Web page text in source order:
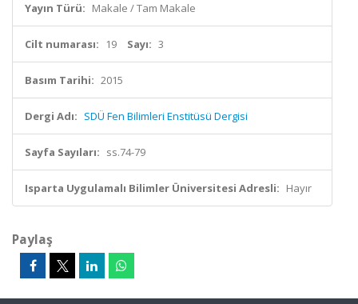
Yayın Türü: Makale / Tam Makale
Cilt numarası: 19 Sayı: 3
Basım Tarihi: 2015
Dergi Adı: SDÜ Fen Bilimleri Enstitüsü Dergisi
Sayfa Sayıları: ss.74-79
Isparta Uygulamalı Bilimler Üniversitesi Adresli: Hayır
Paylaş